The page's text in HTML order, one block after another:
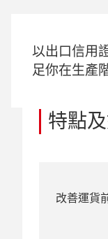
以出口信用
足你在生產
特點
改善運貨